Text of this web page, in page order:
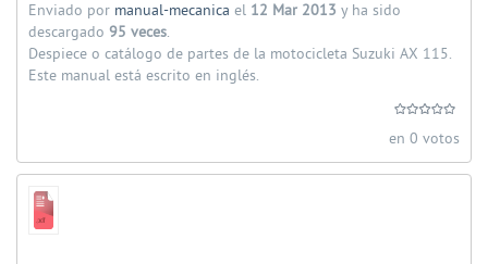
Enviado por manual-mecanica el 12 Mar 2013 y ha sido
descargado 95 veces.
Despiece o catálogo de partes de la motocicleta Suzuki AX 115.
Este manual está escrito en inglés.
en 0 votos